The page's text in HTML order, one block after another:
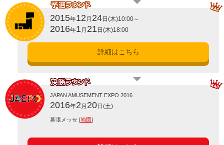
2015年12 月 24日(木)10:00～
2016年1 月 21 日(木)18:00
詳細はこちら
JAPAN AMUSEMENT EXPO 2016
2016年2 月 20日(土)
幕張メッセ [地図]